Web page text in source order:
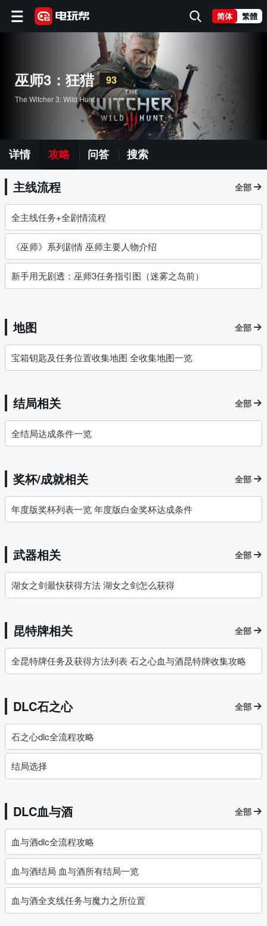
简体 繁體
巫师3：狂猎 93
The Witcher 3: Wild Hunt
详情 攻略 问答 搜索
主线流程 全部
全主线任务+全剧情流程
《巫师》系列剧情 巫师主要人物介绍
新手用无剧透：巫师3任务指引图（迷雾之岛前）
地图 全部
宝箱钥匙及任务位置收集地图 全收集地图一览
结局相关 全部
全结局达成条件一览
奖杯/成就相关 全部
年度版奖杯列表一览 年度版白金奖杯达成条件
武器相关 全部
湖女之剑最快获得方法 湖女之剑怎么获得
昆特牌相关 全部
全昆特牌任务及获得方法列表 石之心血与酒昆特牌收集攻略
DLC石之心 全部
石之心dlc全流程攻略
结局选择
DLC血与酒 全部
血与酒dlc全流程攻略
血与酒结局 血与酒所有结局一览
血与酒全支线任务与魔力之所位置